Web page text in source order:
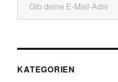
KATEGORIEN